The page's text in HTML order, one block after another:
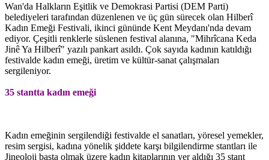
Wan'da Halkların Eşitlik ve Demokrasi Partisi (DEM Parti)
belediyeleri tarafından düzenlenen ve üç gün sürecek olan Hilberî
Kadın Emeği Festivali, ikinci gününde Kent Meydanı'nda devam
ediyor. Çeşitli renklerle süslenen festival alanına, "Mihrîcana Keda
Jinê Ya Hilberî" yazılı pankart asıldı. Çok sayıda kadının katıldığı
festivalde kadın emeği, üretim ve kültür-sanat çalışmaları
sergileniyor.
35 stantta kadın emeği
Kadın emeğinin sergilendiği festivalde el sanatları, yöresel yemekler,
resim sergisi, kadına yönelik şiddete karşı bilgilendirme stantları ile
Jineoloji başta olmak üzere kadın kitaplarının yer aldığı 35 stant